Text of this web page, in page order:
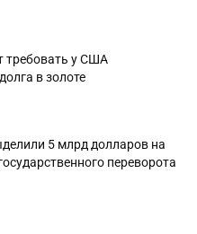
требовать у США
в золоте
5 млрд долларов на
переворота